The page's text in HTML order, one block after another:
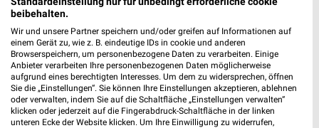
611,14 km
Baumärkte Angebote für Röthenbach (Allgäu)
und Umgebung
beibehalten.
Wir und unsere Partner speichern und/oder greifen auf Informationen auf
einem Gerät zu, wie z. B. eindeutige IDs in cookie und anderen
Browserspeichern, um personenbezogene Daten zu verarbeiten. Einige
Anbieter verarbeiten Ihre personenbezogenen Daten möglicherweise
aufgrund eines berechtigten Interesses. Um dem zu widersprechen, öffnen
Sie die „Einstellungen“. Sie können Ihre Einstellungen akzeptieren, ablehnen
oder verwalten, indem Sie auf die Schaltfläche „Einstellungen verwalten“
klicken oder jederzeit auf die Fingerabdruck-Schaltfläche in der linken
unteren Ecke der Website klicken. Um Ihre Einwilligung zu widerrufen,